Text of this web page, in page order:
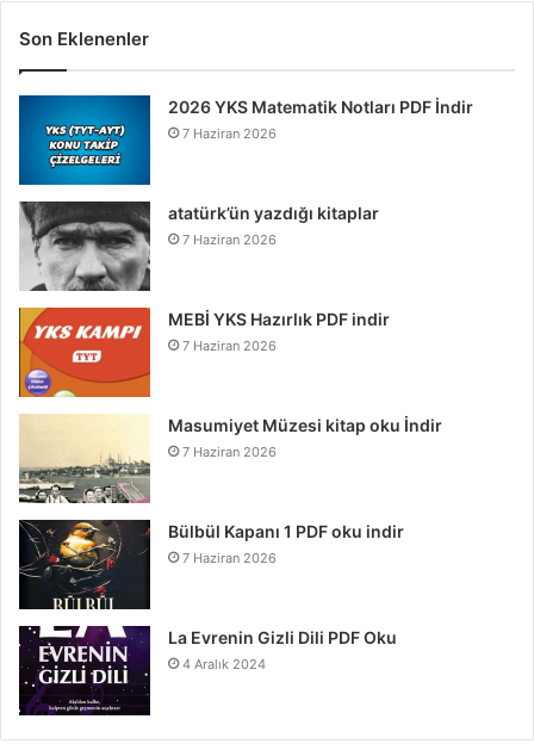
Son Eklenenler
2026 YKS Matematik Notları PDF İndir
7 Haziran 2026
atatürk’ün yazdığı kitaplar
7 Haziran 2026
MEBİ YKS Hazırlık PDF indir
7 Haziran 2026
Masumiyet Müzesi kitap oku İndir
7 Haziran 2026
Bülbül Kapanı 1 PDF oku indir
7 Haziran 2026
La Evrenin Gizli Dili PDF Oku
4 Aralık 2024